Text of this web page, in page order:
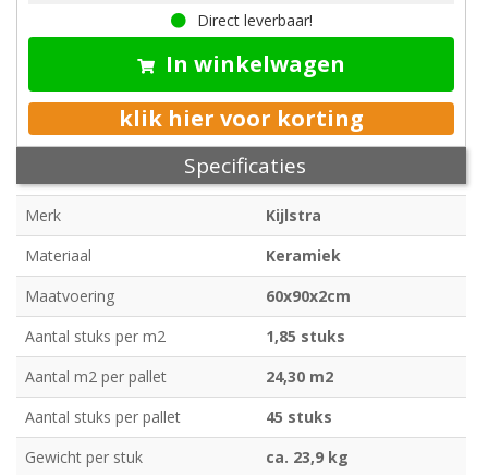
Direct leverbaar!
In winkelwagen
klik hier voor korting
Specificaties
Merk
Kijlstra
Materiaal
Keramiek
Maatvoering
60x90x2cm
Aantal stuks per m2
1,85 stuks
Aantal m2 per pallet
24,30 m2
Aantal stuks per pallet
45 stuks
Gewicht per stuk
ca. 23,9 kg